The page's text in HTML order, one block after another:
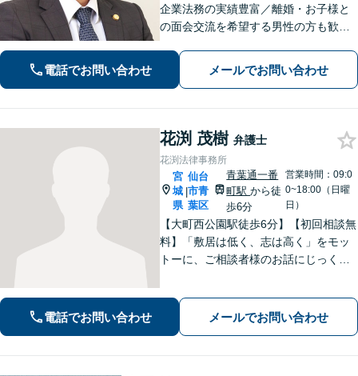
企業法務の実績豊富／離婚・お子様と
の面会交流を希望する男性の方も歓迎
４年以上・完全個室】
電話でお問い合わせ メールでお問い合わせ
花渕 茂樹 弁護士
花渕法律事務所
宮
城
県
|
仙台
市青
葉区
青葉通一番
町駅から徒
歩6分
営業時間：09:0
0~18:00（日曜
日）
【大町西公園駅徒歩6分】【初回相談無
料】「敷居は低く、志は高く」をモッ
トーに、ご相談者様のお話にじっくり
と変え、未来を見据えて全力で伴走い
たします。【電話・メール・WEB相談
電話でお問い合わせ メールでお問い合わせ